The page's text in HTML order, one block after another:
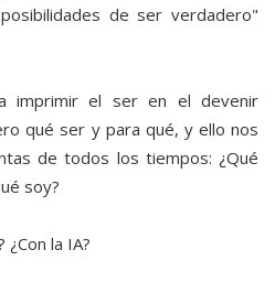
de ser verdadero"
imprimir el ser en el devenir
qué ser y para qué, y ello nos
de todos los tiempos: ¿Qué
soy?
la IA?